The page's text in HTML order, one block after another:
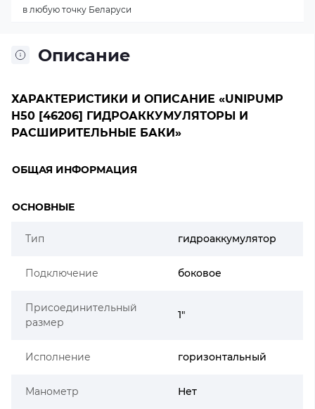
Описание
ХАРАКТЕРИСТИКИ И ОПИСАНИЕ «UNIPUMP
H50 [46206] ГИДРОАККУМУЛЯТОРЫ И
РАСШИРИТЕЛЬНЫЕ БАКИ»
ОБЩАЯ ИНФОРМАЦИЯ
ОСНОВНЫЕ
Тип гидроаккумулятор
Подключение боковое
Присоединительный
размер
1"
Исполнение горизонтальный
Манометр Нет
в любую точку Беларуси